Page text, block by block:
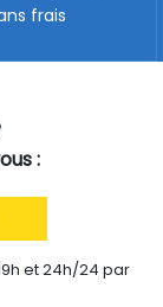
:
et 24h/24 par
frais